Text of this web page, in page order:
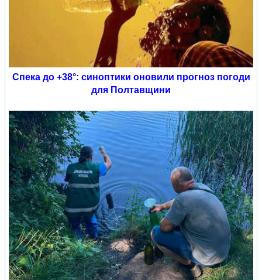
Спека до +38°: синоптики оновили прогноз погоди
для Полтавщини